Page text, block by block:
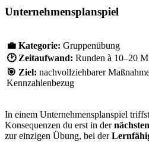
Unternehmensplanspiel
💼 Kategorie: Gruppenübung
🕑 Zeitaufwand: Runden à 10–20
🎯 Ziel: nachvollziehbarer
Kennzahlenbezug
In einem Unternehmensplanspiel
Konsequenzen du erst in der
zur einzigen Übung, bei der